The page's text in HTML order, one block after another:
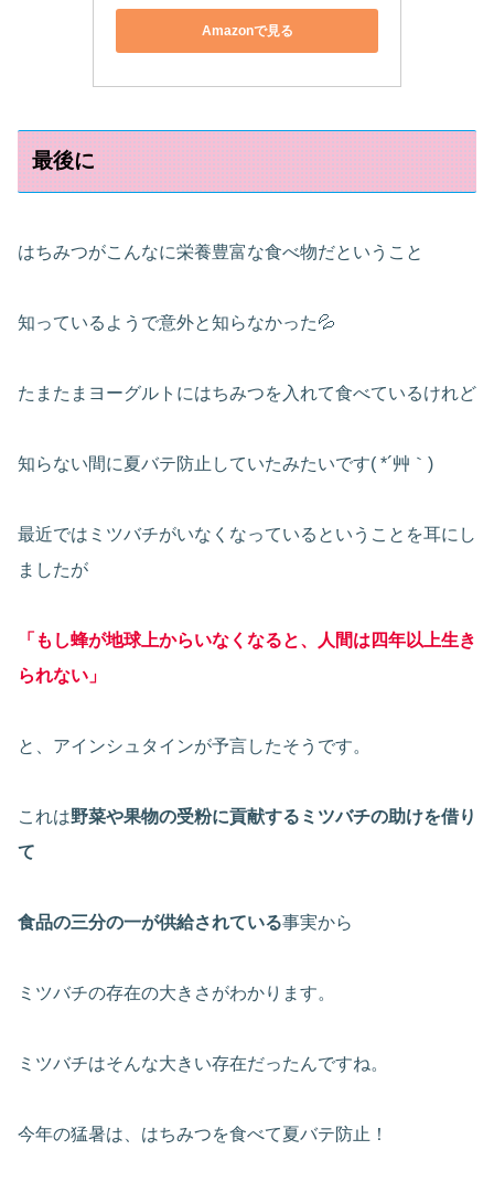
Amazonで見る
最後に
はちみつがこんなに栄養豊富な食べ物だということ
知っているようで意外と知らなかった💦
たまたまヨーグルトにはちみつを入れて食べているけれど
知らない間に夏バテ防止していたみたいです( *´艸｀)
最近ではミツバチがいなくなっているということを耳にし
ましたが
「もし蜂が地球上からいなくなると、人間は四年以上生き
られない」
と、アインシュタインが予言したそうです。
これは野菜や果物の受粉に貢献するミツバチの助けを借り
て
食品の三分の一が供給されている事実から
ミツバチの存在の大きさがわかります。
ミツバチはそんな大きい存在だったんですね。
今年の猛暑は、はちみつを食べて夏バテ防止！